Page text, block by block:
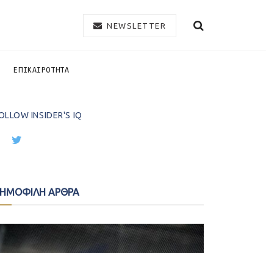
NEWSLETTER
ΕΠΙΚΑΙΡΟΤΗΤΑ
INSIDER'S IQ
ΑΡΘΡΑ